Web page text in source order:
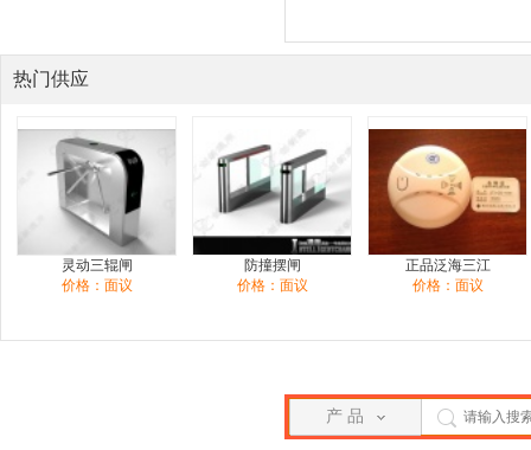
热门供应
灵动三辊闸
价格：面议
防撞摆闸
价格：面议
正品泛海三江
价格：面议
产 品